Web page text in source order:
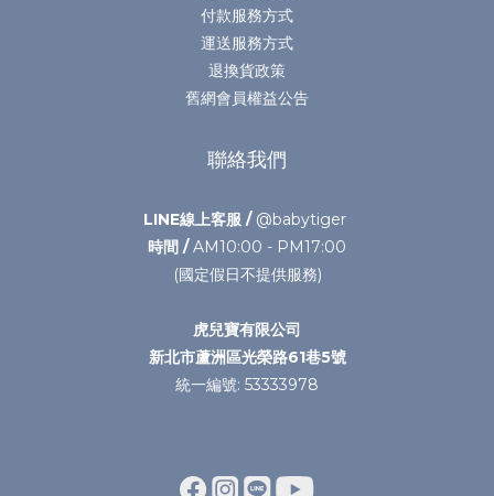
付款服務方式
運送服務方式
退換貨政策
舊網會員權益公告
聯絡我們
LINE線上客服 / @babytiger
時間 /AM10:00 - PM17:00
(國定假日不提供服務)
虎兒寶有限公司
新北市蘆洲區光榮路61巷5號
統一編號: 53333978